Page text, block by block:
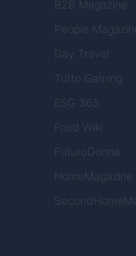
B2B Magazine
People
Day Travel
Tutto Gaming
ESG 365
Food Wiki
FuturoDonna
HomeMagazine